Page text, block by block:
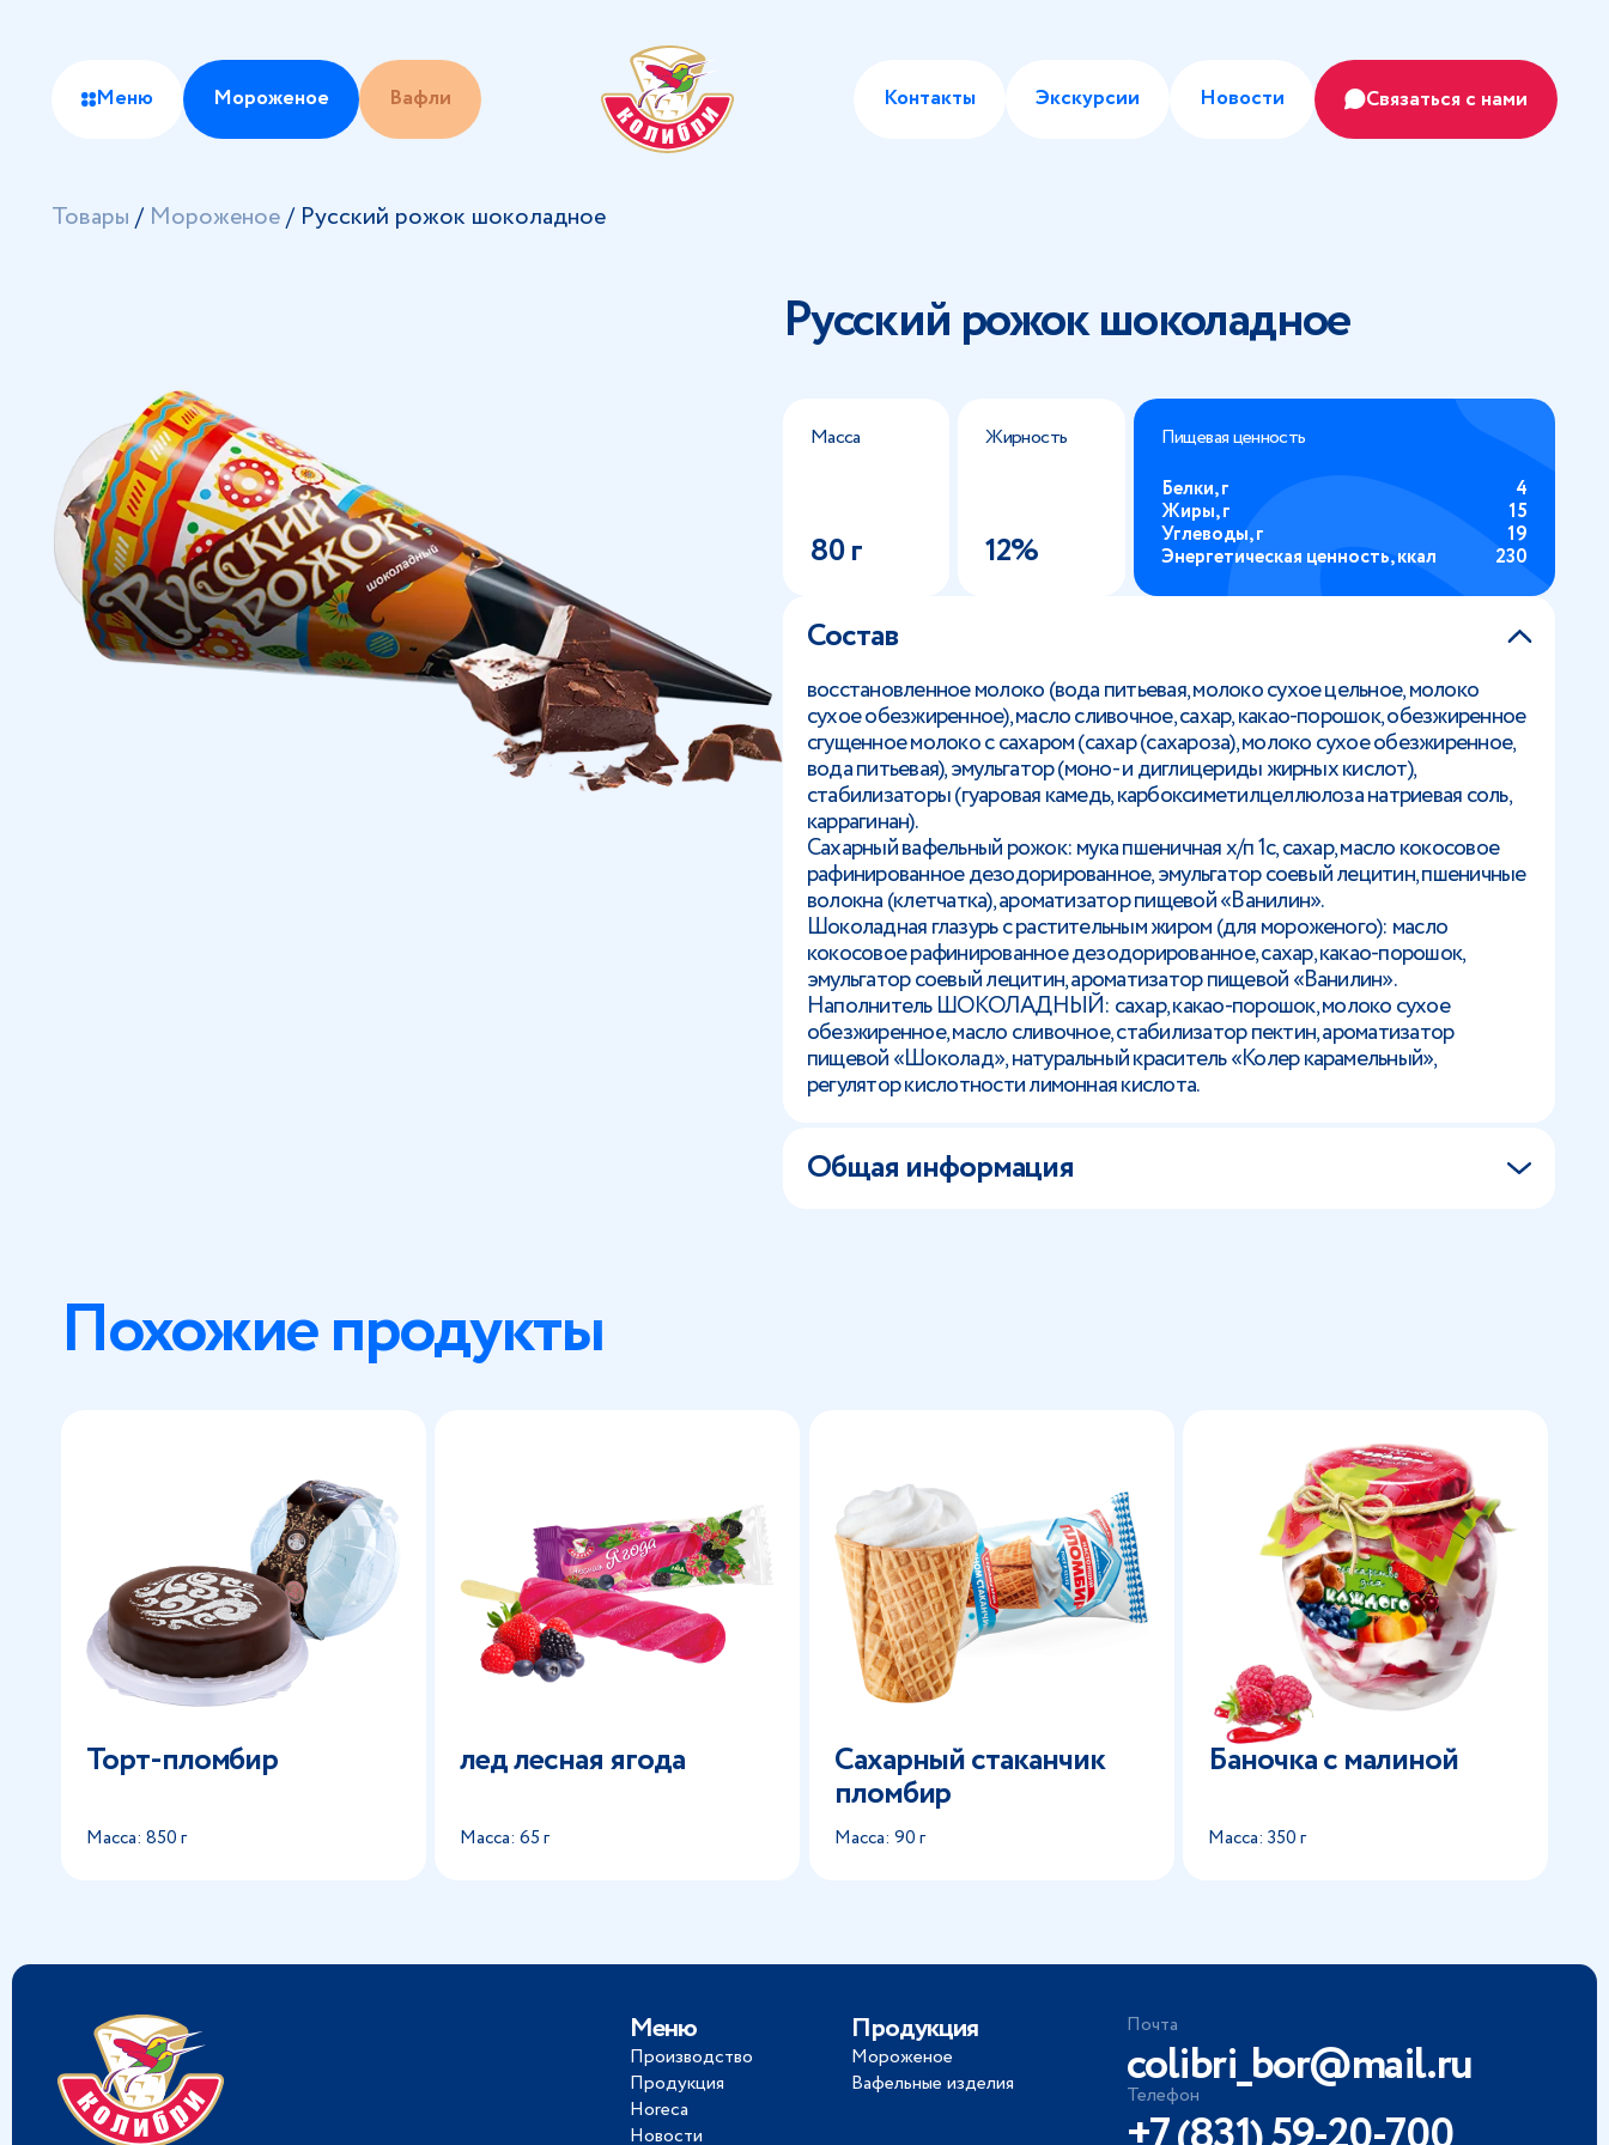
Меню Мороженое Вафли Контакты Экскурсии Новости Связаться с нами
Товары/ Мороженое/ Русский рожок шоколадное
Русский рожок шоколадное
Масса
80 г
Жирность
12%
Пищевая ценность
Белки, г
4
Жиры, г
15
Углеводы, г
19
Энергетическая ценность, ккал
230
Состав
восстановленное молоко (вода питьевая, молоко сухое цельное, молоко
сухое обезжиренное), масло сливочное, сахар, какао-порошок, обезжиренное
сгущенное молоко с сахаром (сахар (сахароза), молоко сухое обезжиренное,
вода питьевая), эмульгатор (моно- и диглицериды жирных кислот),
стабилизаторы (гуаровая камедь, карбоксиметилцеллюлоза натриевая соль,
каррагинан).
Сахарный вафельный рожок: мука пшеничная х/п 1с, сахар, масло кокосовое
рафинированное дезодорированное, эмульгатор соевый лецитин, пшеничные
волокна (клетчатка), ароматизатор пищевой «Ванилин».
Шоколадная глазурь с растительным жиром (для мороженого): масло
кокосовое рафинированное дезодорированное, сахар, какао-порошок,
эмульгатор соевый лецитин, ароматизатор пищевой «Ванилин».
Наполнитель ШОКОЛАДНЫЙ: сахар, какао-порошок, молоко сухое
обезжиренное, масло сливочное, стабилизатор пектин, ароматизатор
пищевой «Шоколад», натуральный краситель «Колер карамельный»,
регулятор кислотности лимонная кислота.
Общая информация
Похожие продукты
Торт-пломбир
Масса: 850 г
лед лесная ягода
Масса: 65 г
Сахарный стаканчик
пломбир
Масса: 90 г
Баночка с малиной
Масса: 350 г
Меню
Производство
Продукция
Horeca
Новости
Продукция
Мороженое
Вафельные изделия
Почта
colibri_bor@mail.ru
Телефон